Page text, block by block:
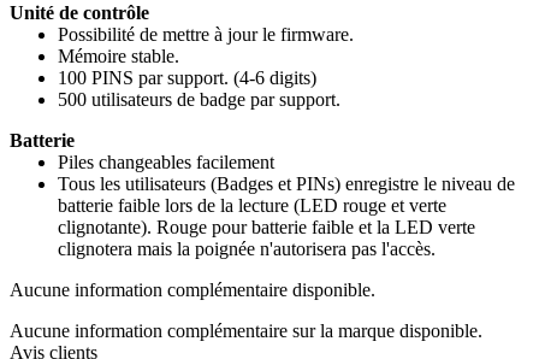
Unité de contrôle
Possibilité de mettre à jour le firmware.
Mémoire stable.
100 PINS par support. (4-6 digits)
500 utilisateurs de badge par support.
Batterie
Piles changeables facilement
Tous les utilisateurs (Badges et PINs) enregistre le niveau de
batterie faible lors de la lecture (LED rouge et verte
clignotante). Rouge pour batterie faible et la LED verte
clignotera mais la poignée n'autorisera pas l'accès.
Aucune information complémentaire disponible.
Aucune information complémentaire sur la marque disponible.
Avis clients